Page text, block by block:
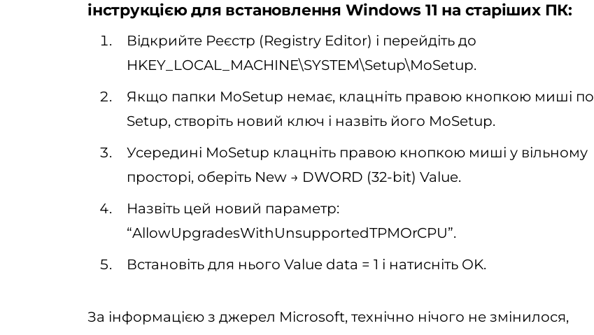
інструкцією для встановлення Windows 11 на старіших ПК:
Відкрийте Реєстр (Registry Editor) і перейдіть до
HKEY_LOCAL_MACHINE\SYSTEM\Setup\MoSetup.
Якщо папки MoSetup немає, клацніть правою кнопкою миші по
Setup, створіть новий ключ і назвіть його MoSetup.
Усередині MoSetup клацніть правою кнопкою миші у вільному
просторі, оберіть New → DWORD (32-bit) Value.
Назвіть цей новий параметр:
“AllowUpgradesWithUnsupportedTPMOrCPU”.
Встановіть для нього Value data = 1 і натисніть OK.
За інформацією з джерел Microsoft, технічно нічого не змінилося,